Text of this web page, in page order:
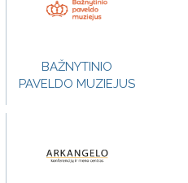
BAŽNYTINIO
PAVELDO MUZIEJUS